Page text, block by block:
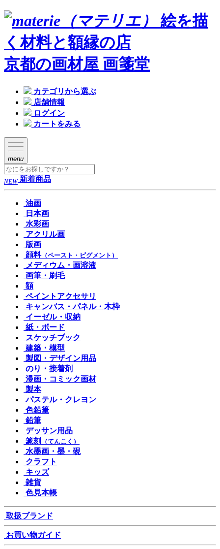
絵を描
く材料と額縁の店
京都の画材屋 画箋堂
カテゴリから選ぶ
店舗情報
ログイン
カートをみる
menu
NEW 新着商品
油画
日本画
水彩画
アクリル画
版画
顔料（ペースト・ピグメント）
メディウム・画溶液
画筆・刷毛
額
ペイントアクセサリ
キャンバス・パネル・木枠
イーゼル・収納
紙・ボード
スケッチブック
建築・模型
製図・デザイン用品
のり・接着剤
漫画・コミック画材
製本
パステル・クレヨン
色鉛筆
鉛筆
デッサン用品
篆刻
（てんこく）
水墨画・墨・硯
クラフト
キッズ
雑貨
色見本帳
取扱ブランド
お買い物ガイド